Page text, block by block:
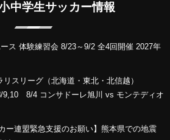
中学生サッカー情報
ス 体験練習会 8/23～9/2 全4回開催 2027年
スリーグ（北海道・東北・北信越）
9,10 8/4 コンサドーレ旭川 vs モンテディオ
ー連盟緊急支援のお願い】熊本県での地震